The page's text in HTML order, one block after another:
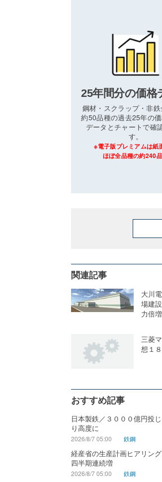
25年間分の価格
鋼材・スクラップ・非
約50品種の過去25年の
データとチャートで確
す。
※電子版プレミアムは紙
ほぼ全品種の約240
関連記事
大川
場建
力倍
三菱
想１
おすすめ記事
日本製鉄／３０００億円投
り高度に
2026/8/7 05:00 鉄鋼
経産省の生産計画ヒアリン
四半期連続増
2026/8/7 05:00 鉄鋼